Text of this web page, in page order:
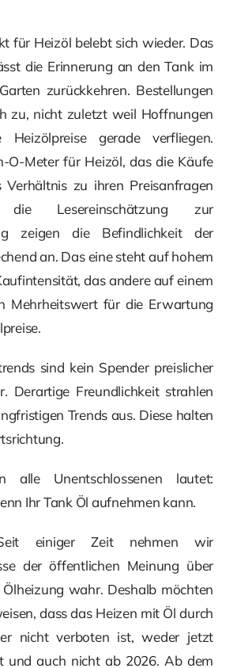
für Heizöl belebt sich wieder. Das
die Erinnerung an den Tank im
zurückkehren. Bestellungen
zu, nicht zuletzt weil Hoffnungen
Heizölpreise gerade verfliegen.
O-Meter für Heizöl, das die Käufe
Verhältnis zu ihren Preisanfragen
Lesereinschätzung zur
zeigen die Befindlichkeit der
an. Das eine steht auf hohem
das andere auf einem
Mehrheitswert für die Erwartung
sind kein Spender preislicher
Derartige Freundlichkeit strahlen
Trends aus. Diese halten
alle Unentschlossenen lautet:
Ihr Tank Öl aufnehmen kann.
einiger Zeit nehmen wir
der öffentlichen Meinung über
wahr. Deshalb möchten
dass das Heizen mit Öl durch
nicht verboten ist, weder jetzt
und auch nicht ab 2026. Ab dem